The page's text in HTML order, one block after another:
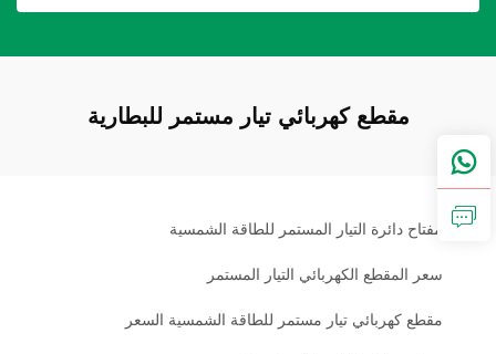
مقطع كهربائي تيار مستمر للبطارية
مفتاح دائرة التيار المستمر للطاقة الشمسية
سعر المقطع الكهربائي التيار المستمر
مقطع كهربائي تيار مستمر للطاقة الشمسية السعر